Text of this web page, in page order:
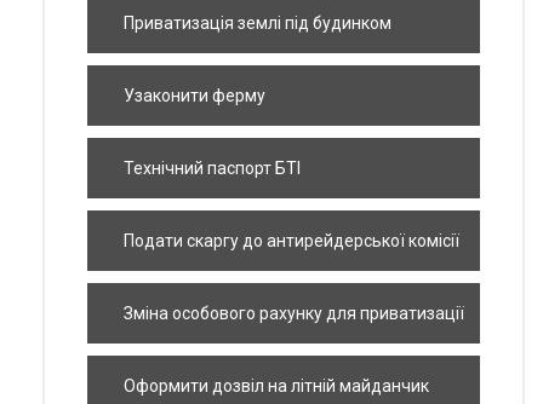
Приватизація землі під будинком
Узаконити ферму
Технічний паспорт БТІ
Подати скаргу до антирейдерської комісії
Зміна особового рахунку для приватизації
Оформити дозвіл на літній майданчик